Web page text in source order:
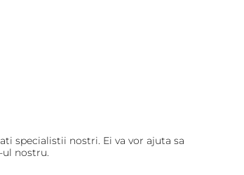
specialistii nostri. Ei va vor ajuta sa
nostru.